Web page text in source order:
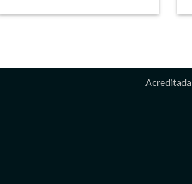
Acreditada